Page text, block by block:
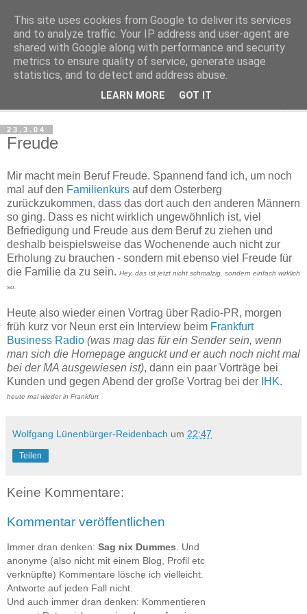
Haltungsturnen
Niveau sieht nur von unten aus wie Arroganz.
23.3.04
Freude
Mir macht mein Beruf Freude. Spannend fand ich, um noch
mal auf den Familienkurs auf dem Osterberg
zurückzukommen, dass das dort auch den anderen Männern
so ging. Dass es nicht wirklich ungewöhnlich ist, viel
Befriedigung und Freude aus dem Beruf zu ziehen und
deshalb beispielsweise das Wochenende auch nicht zur
Erholung zu brauchen - sondern mit ebenso viel Freude für
die Familie da zu sein. Hey, das ist jetzt nicht schmalzig, sondern einfach wirklich
so.
Heute also wieder einen Vortrag über Radio-PR, morgen
früh kurz vor Neun erst ein Interview beim Frankfurt
Business Radio (was mag das für ein Sender sein, wenn
man sich die Homepage anguckt und er auch noch nicht mal
bei der MA ausgewiesen ist), dann ein paar Vorträge bei
Kunden und gegen Abend der große Vortrag bei der IHK.
heute mal wieder in Frankfurt
Wolfgang Lünenbürger-Reidenbach um 22:47
Teilen
Keine Kommentare:
Kommentar veröffentlichen
Immer dran denken: Sag nix Dummes . Und
anonyme (also nicht mit einem Blog, Profil etc
verknüpfte) Kommentare lösche ich vielleicht.
Antworte auf jeden Fall nicht.
Und auch immer dran denken: Kommentieren
This site uses cookies from Google to deliver its services
and to analyze traffic. Your IP address and user-agent are
shared with Google along with performance and security
metrics to ensure quality of service, generate usage
statistics, and to detect and address abuse.
LEARN MORE GOT IT